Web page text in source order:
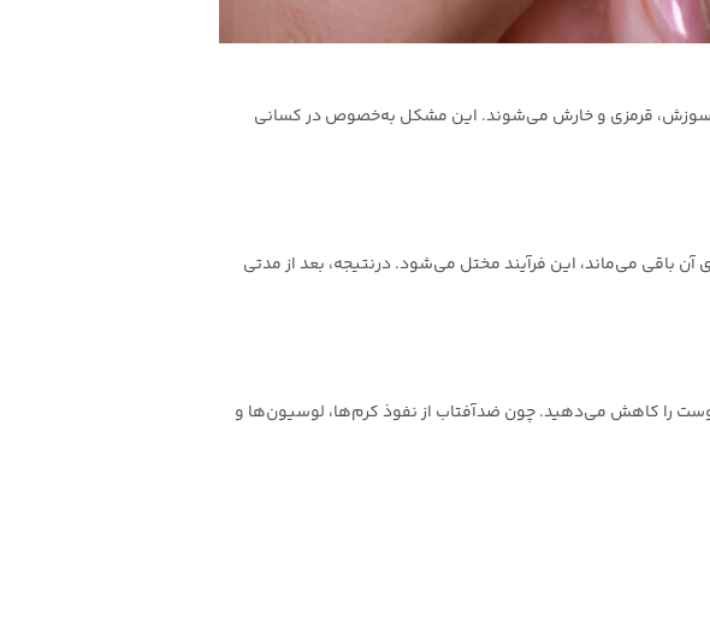
سوزش، قرمزی و خارش می‌شوند. این مشکل به‌خصوص در کسانی
باقی می‌ماند، این فرآیند مختل می‌شود. درنتیجه، بعد از مدتی
را کاهش می‌دهید. چون ضدآفتاب از نفوذ کرم‌ها، لوسیون‌ها و